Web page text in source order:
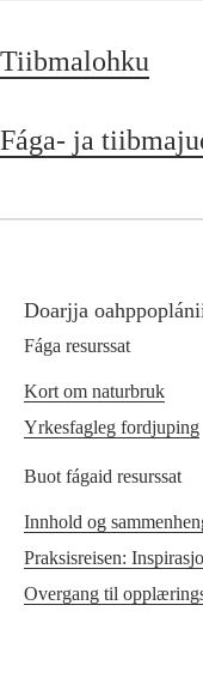
Tiibmalohku
Fága- ja
Doarjja
Fága resurssat
Kort om naturbruk
Yrkesfagleg fordjuping
Buot fágaid resurssat
Innhold og
Praksisreisen:
Overgang til